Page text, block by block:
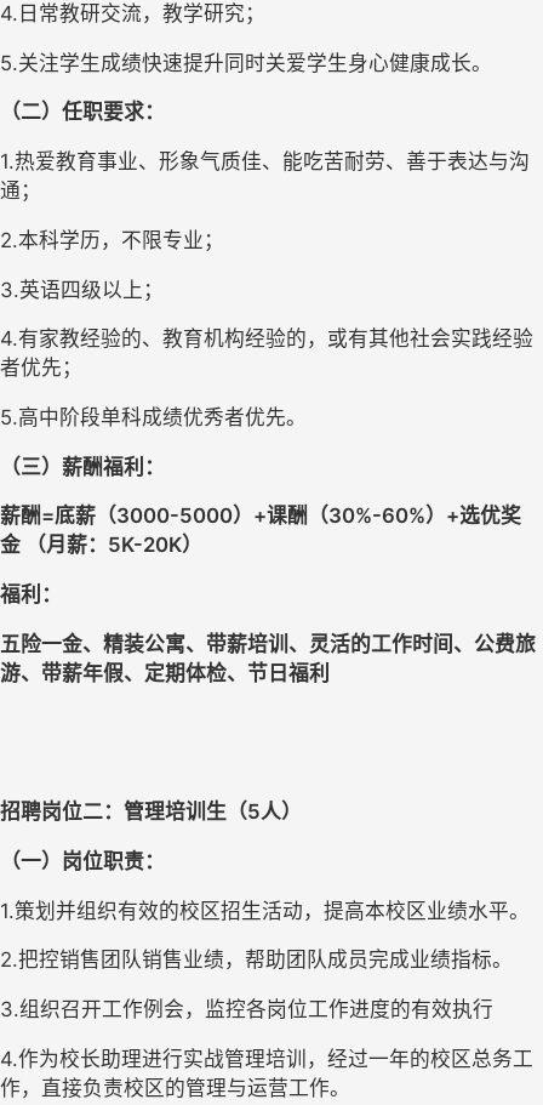
4. 日常教研交流，教学研究；
5.关注学生成绩快速提升同时关爱学生身心健康成长。
（二）任职要求：
1.热爱教育事业、形象气质佳、能吃苦耐劳、善于表达与沟
通；
2.本科学历 ， 不限专业 ；
3.英语四级以上；
4.有家教经验的、 教育机构经验的，或有其他社会实践经验
者优先；
5.高中阶段单科成绩优秀者优先。
（三）薪酬福利：
薪酬=底薪（3000-5000） +课酬（30%-60%） +选优奖
金
（月薪： 5K-20K）
福利 ：
五险一金、 精装公寓、 带薪培训 、灵活的工作时间 、 公费旅
游、带薪年假、 定期体检、 节日福利
招聘岗位二：管理培训生 （5人）
（一）岗位职责：
1.策划并组织有效的校区招生活动，提高本校区业绩水平。
2.把控销售团队销售业绩，帮助团队成员完成业绩指标。
3.组织召开工作例会，监控各岗位工作进度的有效执行
4.作为校长助理进行实战管理培训，经过一年的校区总务工
作，直接负责校区的管理与运营工作。